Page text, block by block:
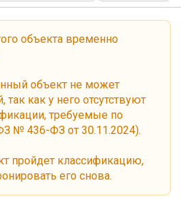
объекта временно
объект не может
так как у него отсутствуют
требуемые по
№ 436-ФЗ от 30.11.2024).
пройдет классификацию,
его снова.